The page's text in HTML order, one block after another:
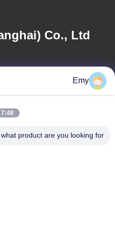
Co., Ltd.
panxy@vlandgroup.com
Emy
7:48 PM
product are you looking for?